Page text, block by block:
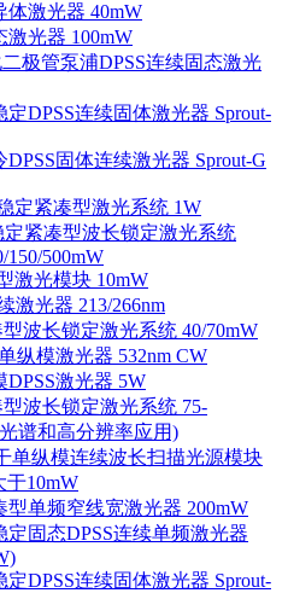
体激光器 40mW
激光器 100mW
极管泵浦DPSS连续固态激光
定DPSS连续固体激光器 Sprout-
DPSS固体连续激光器 Sprout-G
定紧凑型激光系统 1W
定紧凑型波长锁定激光系统
150/500mW
激光模块 10mW
激光器 213/266nm
波长锁定激光系统 40/70mW
纵模激光器 532nm CW
DPSS激光器 5W
波长锁定激光系统 75-
谱和高分辨率应用)
单纵模连续波长扫描光源模块
于10mW
型单频窄线宽激光器 200mW
定固态DPSS连续单频激光器
定DPSS连续固体激光器 Sprout-